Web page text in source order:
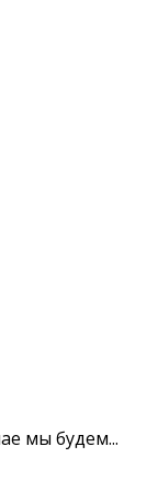
мы будем...